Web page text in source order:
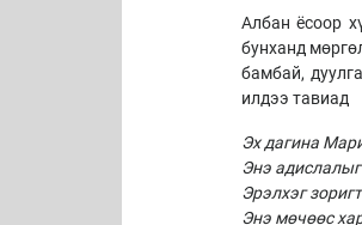
Албан ёсоор
бунханд
бамбай,
илдээ тавиад
Эх дагина
Энэ
Эрэлхэг
Энэ мөчөөс